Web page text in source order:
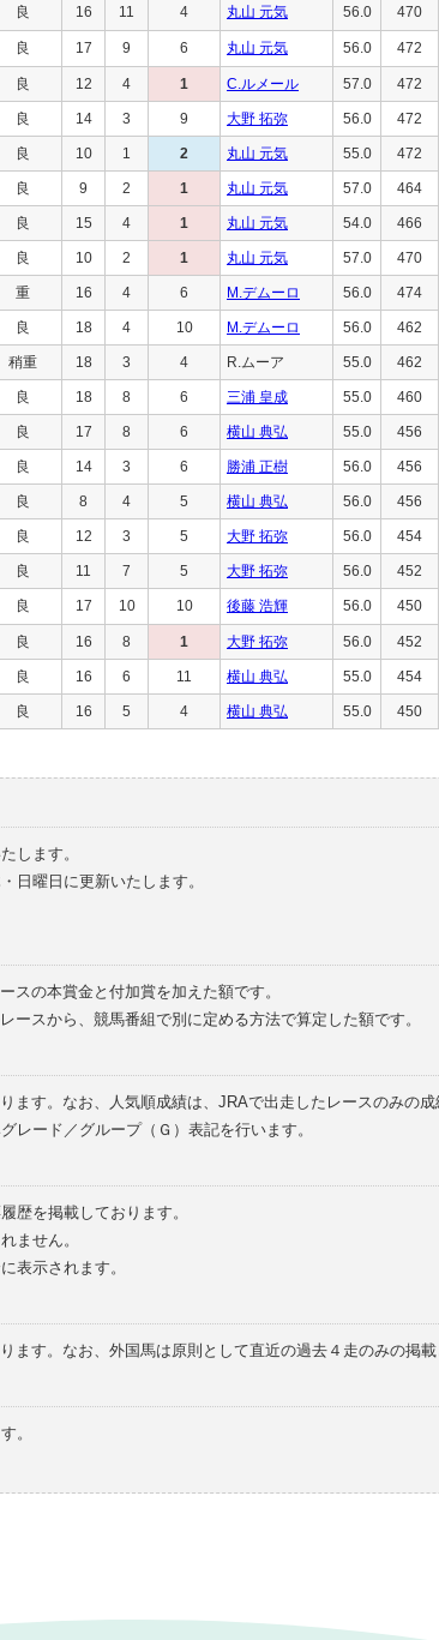
良 16 11 4 丸山 元気 56.0 470
良 17 9 6 丸山 元気 56.0 472
良 12 4 1 C.ルメール 57.0 472
良 14 3 9 大野 拓弥 56.0 472
良 10 1 2 丸山 元気 55.0 472
良 9 2 1 丸山 元気 57.0 464
良 15 4 1 丸山 元気 54.0 466
良 10 2 1 丸山 元気 57.0 470
重 16 4 6 M.デムーロ 56.0 474
良 18 4 10 M.デムーロ 56.0 462
稍重 18 3 4 R.ムーア 55.0 462
良 18 8 6 三浦 皇成 55.0 460
良 17 8 6 横山 典弘 55.0 456
良 14 3 6 勝浦 正樹 56.0 456
良 8 4 5 横山 典弘 56.0 456
良 12 3 5 大野 拓弥 56.0 454
良 11 7 5 大野 拓弥 56.0 452
良 17 10 10 後藤 浩輝 56.0 450
良 16 8 1 大野 拓弥 56.0 452
良 16 6 11 横山 典弘 55.0 454
良 16 5 4 横山 典弘 55.0 450
します。
日曜日に更新いたします。
スの本賞金と付加賞を加えた額です。
ースから、競馬番組で別に定める方法で算定した額です。
す。なお、人気順成績は、JRAで出走したレースのみの成
ード／グループ（Ｇ）表記を行います。
歴を掲載しております。
ません。
表示されます。
す。なお、外国馬は原則として直近の過去４走のみの掲載
。